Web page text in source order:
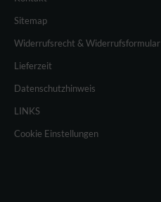
Sitemap
Widerrufsrecht & Widerrufsformular
Lieferzeit
Datenschutzhinweis
LINKS
Cookie Einstellungen